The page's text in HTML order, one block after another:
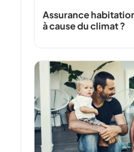
Assurance
à cause du climat ?